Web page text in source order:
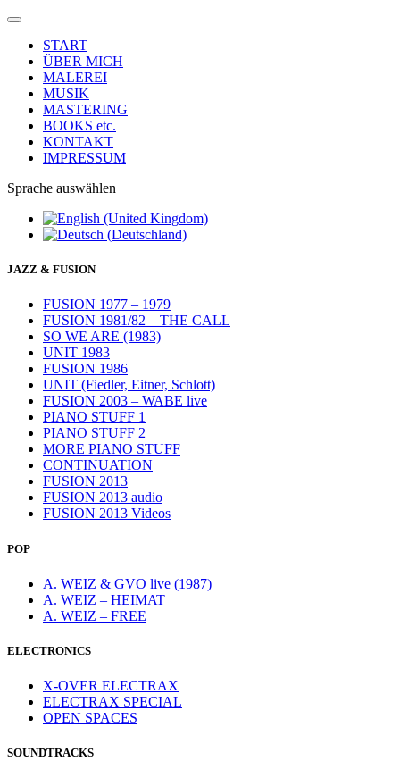
START
ÜBER MICH
MALEREI
MUSIK
MASTERING
BOOKS etc.
KONTAKT
IMPRESSUM
Sprache auswählen
JAZZ & FUSION
FUSION 1977 – 1979
FUSION 1981/82 – THE CALL
SO WE ARE (1983)
UNIT 1983
FUSION 1986
UNIT (Fiedler, Eitner, Schlott)
FUSION 2003 – WABE live
PIANO STUFF 1
PIANO STUFF 2
MORE PIANO STUFF
CONTINUATION
FUSION 2013
FUSION 2013 audio
FUSION 2013 Videos
POP
A. WEIZ & GVO live (1987)
A. WEIZ – HEIMAT
A. WEIZ – FREE
ELECTRONICS
X-OVER ELECTRAX
ELECTRAX SPECIAL
OPEN SPACES
SOUNDTRACKS